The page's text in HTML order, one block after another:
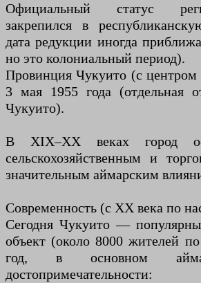
Официальный статус
закрепился в
дата редукции иногда
но это колониальный период).
Провинция Чукуито (с центром
3 мая 1955 года (отдельная
Чукуито).
В XIX–XX веках город
сельскохозяйственным и
значительным аймарским
Современность (с XX века по
Сегодня Чукуито —
объект (около 8000 жителей
год, в основном
достопримечательности: